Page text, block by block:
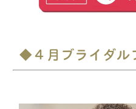
◆４月ブライダル